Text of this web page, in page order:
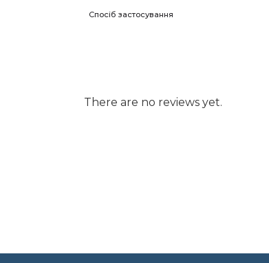
Спосіб застосування
There are no reviews yet.